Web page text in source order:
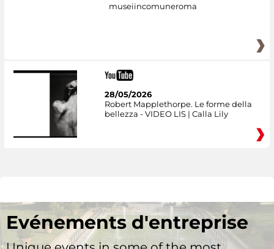
museiincomuneroma
28/05/2026
Robert Mapplethorpe. Le forme della
bellezza - VIDEO LIS | Calla Lily
Evénements d'entreprise